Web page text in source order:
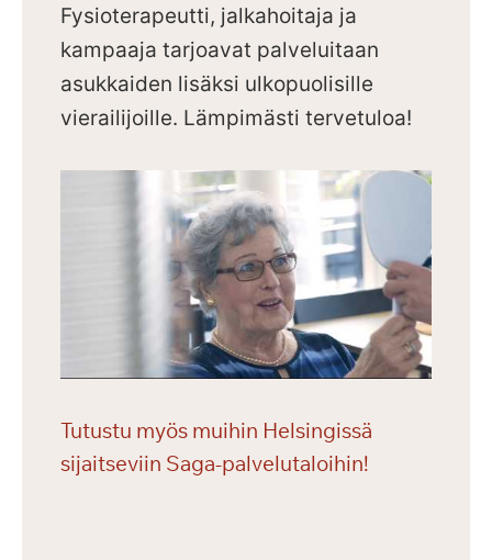
Fysioterapeutti, jalkahoitaja ja
kampaaja tarjoavat palveluitaan
asukkaiden lisäksi ulkopuolisille
vierailijoille. Lämpimästi tervetuloa!
Tutustu myös muihin Helsingissä
sijaitseviin Saga-palvelutaloihin!